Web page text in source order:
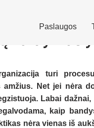
Paslaugos
turi
amžius. Net jei nėra
Labai
kaip
nėra vienas iš